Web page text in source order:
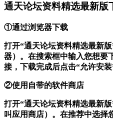
通天论坛资料精选最新版
①通过浏览器下载
打开“通天论坛资料精选最新
器）。在搜索框中输入您想要
接，下载完成后点击“允许安装
②使用自带的软件商店
打开“通天论坛资料精选最新
叫应用商店）。在推荐中选择